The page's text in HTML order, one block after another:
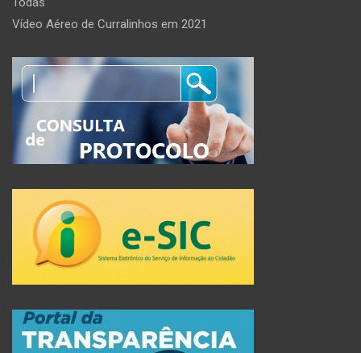
Vídeo Aéreo de Curralinhos em 2021